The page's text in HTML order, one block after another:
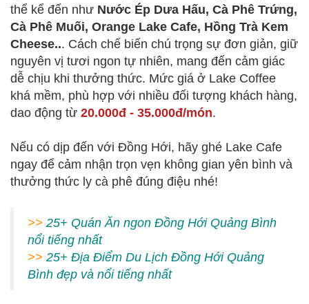
thể kể đến như Nước Ép Dưa Hấu, Cà Phê Trứng,
Cà Phê Muối, Orange Lake Cafe, Hồng Trà Kem
Cheese... Cách chế biến chú trọng sự đơn giản, giữ
nguyên vị tươi ngon tự nhiên, mang đến cảm giác
dễ chịu khi thưởng thức. Mức giá ở Lake Coffee
khá mềm, phù hợp với nhiều đối tượng khách hàng,
dao động từ 20.000đ - 35.000đ/món.
Nếu có dịp đến với Đồng Hới, hãy ghé Lake Cafe
ngay để cảm nhận trọn vẹn không gian yên bình và
thưởng thức ly cà phê đúng điệu nhé!
>> 25+ Quán Ăn ngon Đồng Hới Quảng Bình
nổi tiếng nhất
>> 25+ Địa Điểm Du Lịch Đồng Hới Quảng
Bình đẹp và nổi tiếng nhất